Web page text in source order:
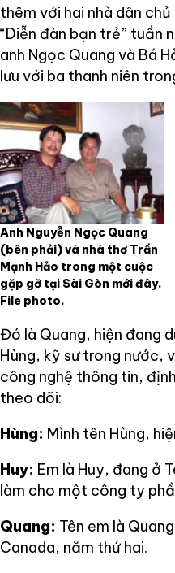
thêm với hai nhà dân
“Diễn đàn bạn trẻ” tuần
anh Ngọc Quang và Bá
lưu với ba thanh niên
Anh Nguyễn Ngọc Quang
(bên phải) và nhà thơ Trần
Mạnh Hảo trong một cuộc
gặp gỡ tại Sài Gòn mới đây.
File photo.
Đó là Quang, hiện đang
Hùng, kỹ sư trong nước,
công nghệ thông tin,
theo dõi:
Hùng: Mình tên Hùng,
Huy: Em là Huy, đang ở
làm cho một công ty
Quang: Tên em là
Canada, năm thứ hai.